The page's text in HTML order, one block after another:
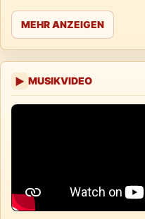
MEHR ANZEIGEN
▶ MUSIKVIDEO